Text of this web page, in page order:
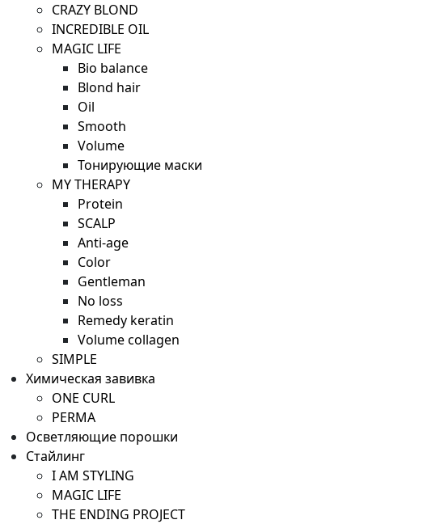
CRAZY BLOND
INCREDIBLE OIL
MAGIC LIFE
Bio balance
Blond hair
Oil
Smooth
Volume
Тонирующие маски
MY THERAPY
Protein
SCALP
Anti-age
Color
Gentleman
No loss
Remedy keratin
Volume collagen
SIMPLE
Химическая завивка
ONE CURL
PERMA
Осветляющие порошки
Стайлинг
I AM STYLING
MAGIC LIFE
THE ENDING PROJECT